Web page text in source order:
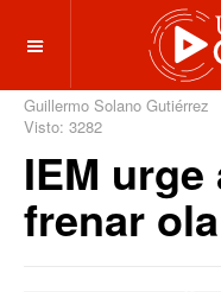
OFF CANVAS
Guillermo Solano Gutiérrez
Visto: 3282
IEM
frenar